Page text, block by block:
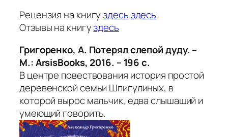
Рецензия на книгуздесьздесь
Отзывы на книгуздесь
Григоренко, А. Потерял слепой дуду. –
М.: ArsisBooks, 2016. – 196 с.
В центре повествования история простой
деревенской семьи Шпигулиных, в
которой вырос мальчик, едва слышащий и
умеющий говорить.